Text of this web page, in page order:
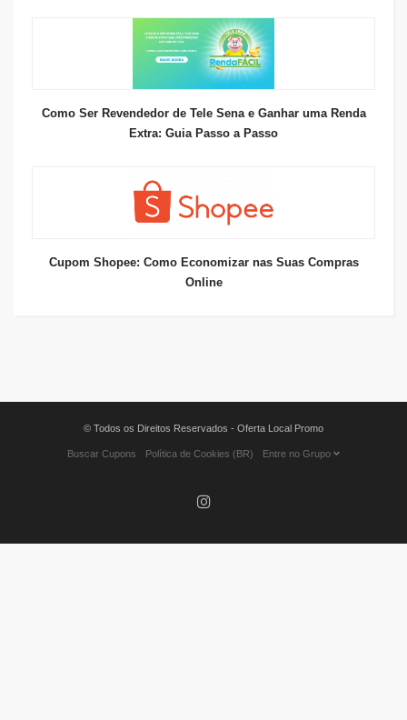
Como Ser Revendedor de Tele Sena e Ganhar uma Renda
Extra: Guia Passo a Passo
Cupom Shopee: Como Economizar nas Suas Compras
Online
© Todos os Direitos Reservados - Oferta Local Promo
Buscar Cupons Política de Cookies (BR) Entre no Grupo